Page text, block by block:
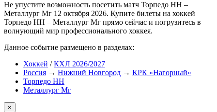
Не упустите возможность посетить матч Торпедо НН –
Металлург Мг 12 октября 2026. Купите билеты на хоккей
Торпедо НН – Металлург Мг прямо сейчас и погрузитесь в
волнующий мир профессионального хоккея.
Данное событие размещено в разделах:
Хоккей /КХЛ 2026/2027
Россия → Нижний Новгород → КРК «Нагорный»
Торпедо НН
Металлург Мг
×